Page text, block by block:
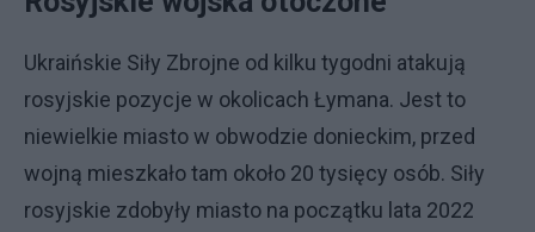
Ukraińskie Siły Zbrojne od kilku tygodni atakują
rosyjskie pozycje w okolicach Łymana. Jest to
niewielkie miasto w obwodzie donieckim, przed
wojną mieszkało tam około 20 tysięcy osób. Siły
rosyjskie zdobyły miasto na początku lata 2022